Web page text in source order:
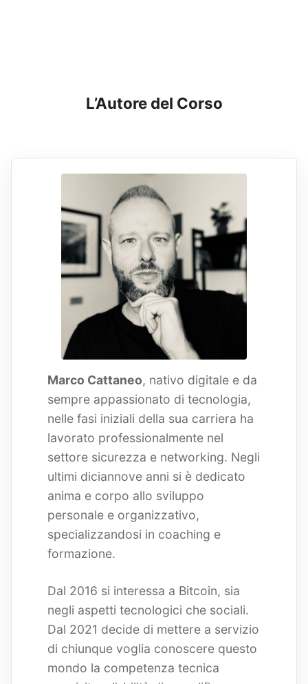
L’Autore del Corso
Marco Cattaneo, nativo digitale e da
sempre appassionato di tecnologia,
nelle fasi iniziali della sua carriera ha
lavorato professionalmente nel
settore sicurezza e networking. Negli
ultimi diciannove anni si è dedicato
anima e corpo allo sviluppo
personale e organizzativo,
specializzandosi in coaching e
formazione.
Dal 2016 si interessa a Bitcoin, sia
negli aspetti tecnologici che sociali.
Dal 2021 decide di mettere a servizio
di chiunque voglia conoscere questo
mondo la competenza tecnica